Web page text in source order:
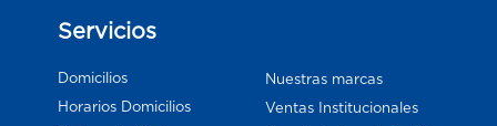
Servicios
Domicilios
Horarios Domicilios
Nuestras marcas
Ventas Institucionales